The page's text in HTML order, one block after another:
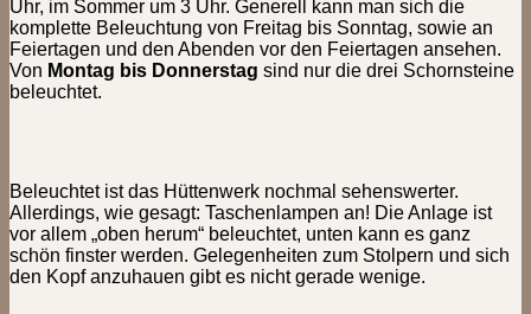
Uhr, im Sommer um 3 Uhr. Generell kann man sich die
komplette Beleuchtung von Freitag bis Sonntag, sowie an
Feiertagen und den Abenden vor den Feiertagen ansehen.
Von Montag bis Donnerstag sind nur die drei Schornsteine
beleuchtet.
Beleuchtet ist das Hüttenwerk nochmal sehenswerter.
Allerdings, wie gesagt: Taschenlampen an! Die Anlage ist
vor allem „oben herum“ beleuchtet, unten kann es ganz
schön finster werden. Gelegenheiten zum Stolpern und sich
den Kopf anzuhauen gibt es nicht gerade wenige.